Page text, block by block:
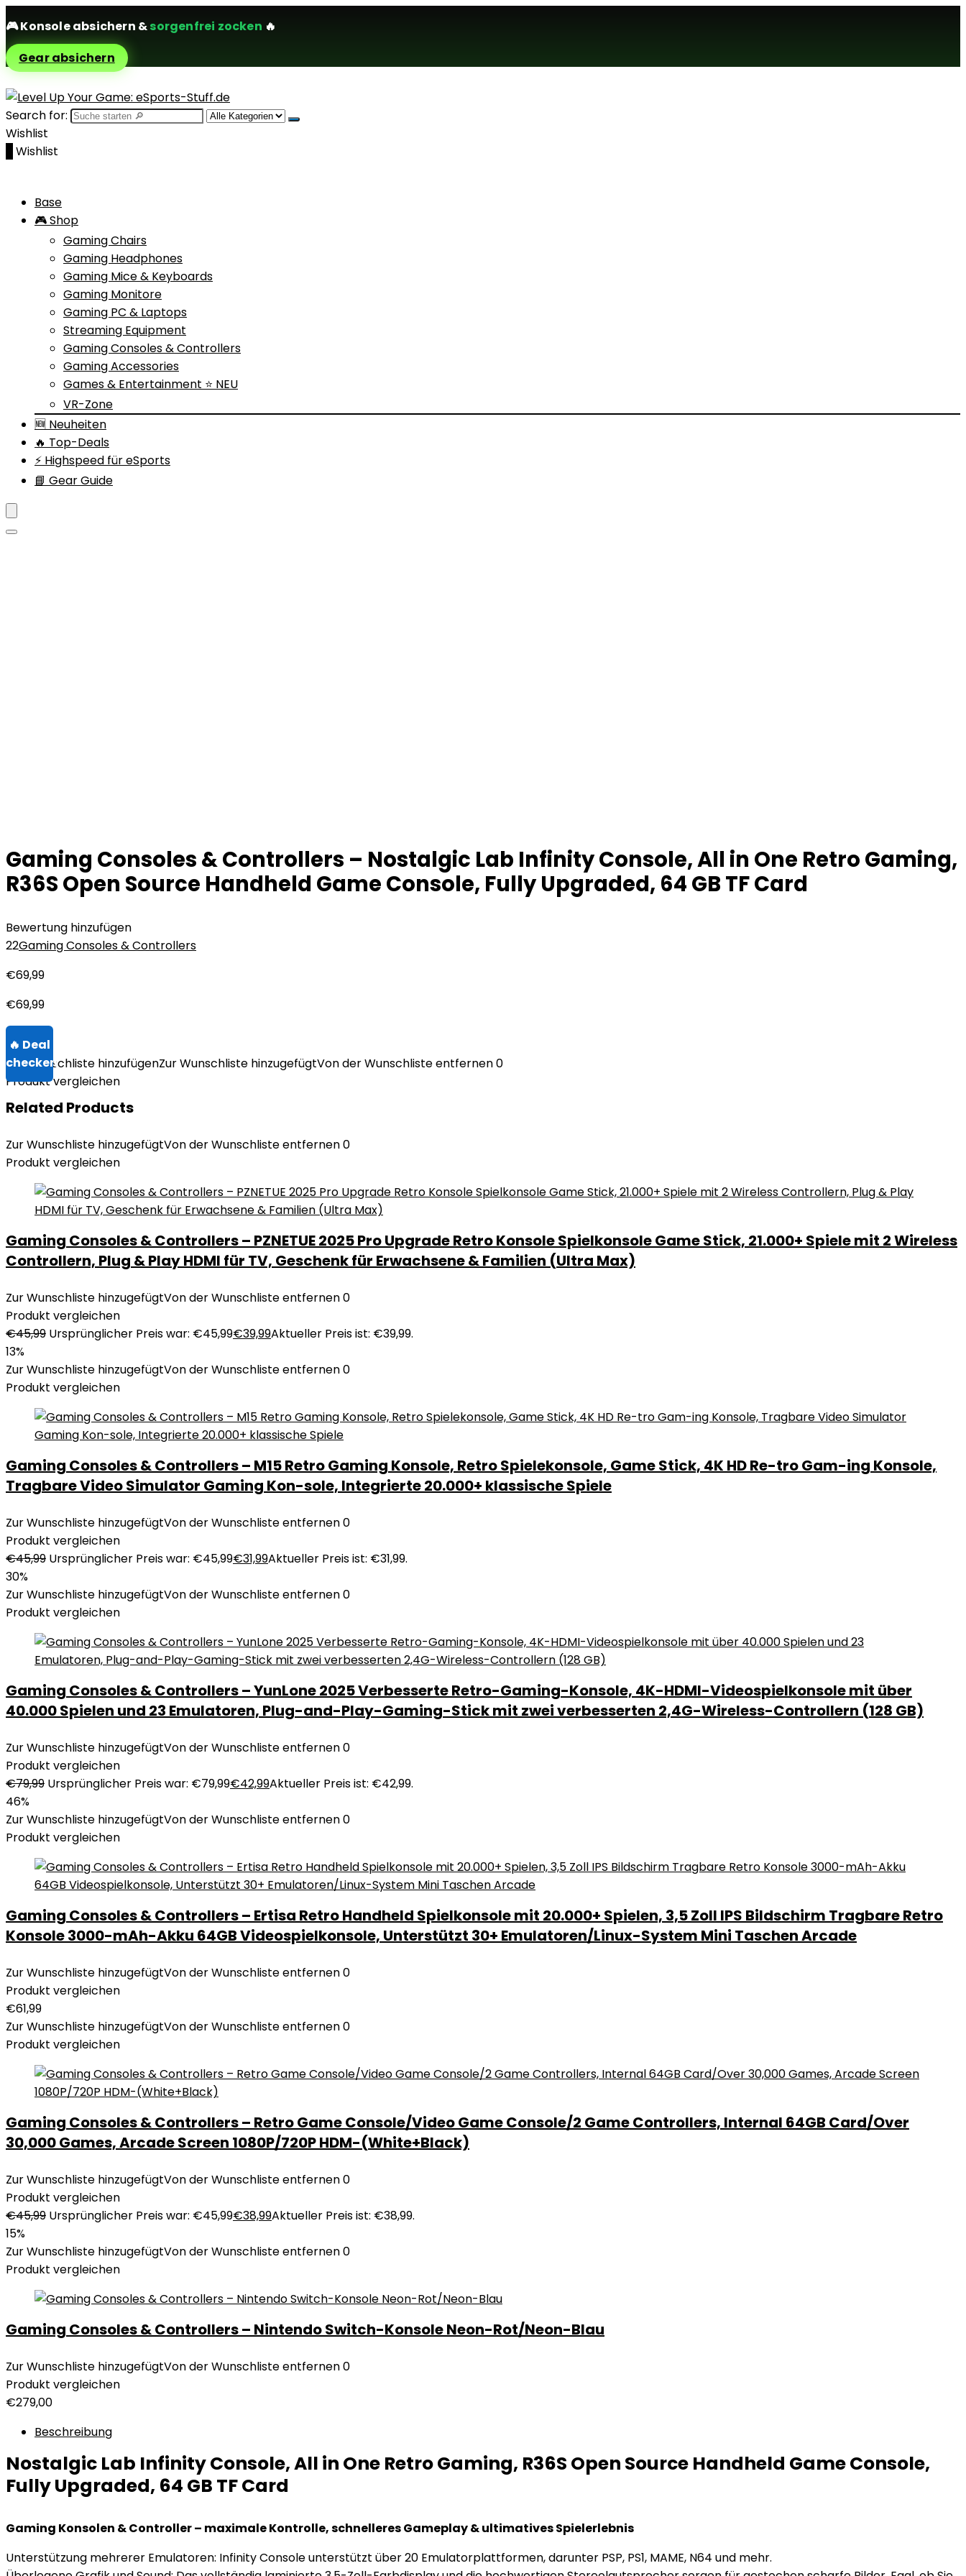
🎮Konsole absichern &sorgenfrei zocken 🔥
Gear absichern
Search for:
Wishlist
Wishlist
Base
🎮 Shop
Gaming Chairs
Gaming Headphones
Gaming Mice & Keyboards
Gaming Monitore
Gaming PC & Laptops
Streaming Equipment
Gaming Consoles & Controllers
Gaming Accessories
Games & Entertainment ⭐ NEU
VR-Zone
🆕 Neuheiten
🔥 Top-Deals
⚡ Highspeed für eSports
📘 Gear Guide
Gaming Consoles & Controllers – Nostalgic Lab Infinity Console, All in One Retro Gaming,
R36S Open Source Handheld Game Console, Fully Upgraded, 64 GB TF Card
Bewertung hinzufügen
22Gaming Consoles & Controllers
€69,99
€69,99
Zur Wunschliste hinzufügenZur Wunschliste hinzugefügtVon der Wunschliste entfernen0
Produkt vergleichen
Related Products
Zur Wunschliste hinzugefügtVon der Wunschliste entfernen0
Produkt vergleichen
Gaming Consoles & Controllers – PZNETUE 2025 Pro Upgrade Retro Konsole Spielkonsole Game Stick, 21.000+ Spiele mit 2 Wireless
Controllern, Plug & Play HDMI für TV, Geschenk für Erwachsene & Familien (Ultra Max)
Zur Wunschliste hinzugefügtVon der Wunschliste entfernen0
Produkt vergleichen
€45,99 Ursprünglicher Preis war: €45,99€39,99Aktueller Preis ist: €39,99.
13%
Zur Wunschliste hinzugefügtVon der Wunschliste entfernen0
Produkt vergleichen
Gaming Consoles & Controllers – M15 Retro Gaming Konsole, Retro Spielekonsole, Game Stick, 4K HD Re-tro Gam-ing Konsole,
Tragbare Video Simulator Gaming Kon-sole, Integrierte 20.000+ klassische Spiele
Zur Wunschliste hinzugefügtVon der Wunschliste entfernen0
Produkt vergleichen
€45,99 Ursprünglicher Preis war: €45,99€31,99Aktueller Preis ist: €31,99.
30%
Zur Wunschliste hinzugefügtVon der Wunschliste entfernen0
Produkt vergleichen
Gaming Consoles & Controllers – YunLone 2025 Verbesserte Retro-Gaming-Konsole, 4K-HDMI-Videospielkonsole mit über
40.000 Spielen und 23 Emulatoren, Plug-and-Play-Gaming-Stick mit zwei verbesserten 2,4G-Wireless-Controllern (128 GB)
Zur Wunschliste hinzugefügtVon der Wunschliste entfernen0
Produkt vergleichen
€79,99 Ursprünglicher Preis war: €79,99€42,99Aktueller Preis ist: €42,99.
46%
Zur Wunschliste hinzugefügtVon der Wunschliste entfernen0
Produkt vergleichen
Gaming Consoles & Controllers – Ertisa Retro Handheld Spielkonsole mit 20.000+ Spielen, 3,5 Zoll IPS Bildschirm Tragbare Retro
Konsole 3000-mAh-Akku 64GB Videospielkonsole, Unterstützt 30+ Emulatoren/Linux-System Mini Taschen Arcade
Zur Wunschliste hinzugefügtVon der Wunschliste entfernen0
Produkt vergleichen
€61,99
Zur Wunschliste hinzugefügtVon der Wunschliste entfernen0
Produkt vergleichen
Gaming Consoles & Controllers – Retro Game Console/Video Game Console/2 Game Controllers, Internal 64GB Card/Over
30,000 Games, Arcade Screen 1080P/720P HDM-(White+Black)
Zur Wunschliste hinzugefügtVon der Wunschliste entfernen0
Produkt vergleichen
€45,99 Ursprünglicher Preis war: €45,99€38,99Aktueller Preis ist: €38,99.
15%
Zur Wunschliste hinzugefügtVon der Wunschliste entfernen0
Produkt vergleichen
Gaming Consoles & Controllers – Nintendo Switch-Konsole Neon-Rot/Neon-Blau
Zur Wunschliste hinzugefügtVon der Wunschliste entfernen0
Produkt vergleichen
€279,00
Beschreibung
Nostalgic Lab Infinity Console, All in One Retro Gaming, R36S Open Source Handheld Game Console,
Fully Upgraded, 64 GB TF Card
Gaming Konsolen & Controller – maximale Kontrolle, schnelleres Gameplay & ultimatives Spielerlebnis
Unterstützung mehrerer Emulatoren: Infinity Console unterstützt über 20 Emulatorplattformen, darunter PSP, PS1, MAME, N64 und mehr.